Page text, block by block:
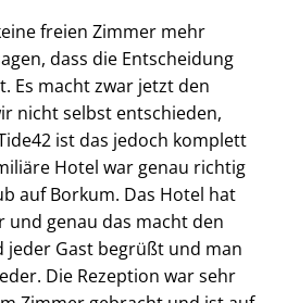
freien Zimmer mehr
dass die Entscheidung
Es macht zwar jetzt den
nicht selbst entschieden,
ist das jedoch komplett
Hotel war genau richtig
auf Borkum. Das Hotel hat
und genau das macht den
jeder Gast begrüßt und man
Die Rezeption war sehr